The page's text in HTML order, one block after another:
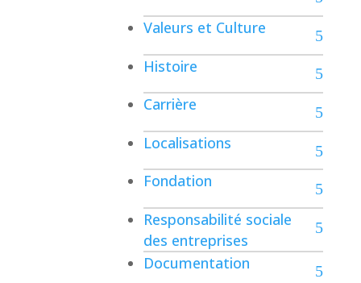
Valeurs et Culture
Histoire
Carrière
Localisations
Fondation
Responsabilité sociale
des entreprises
Documentation